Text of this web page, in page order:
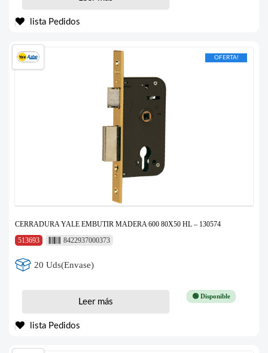
lista Pedidos
OFERTA!
CERRADURA YALE EMBUTIR MADERA 600 80X50 HL – 130574
513693
8422937000373
20 Uds(Envase)
🟢 Disponible
Leer más
lista Pedidos